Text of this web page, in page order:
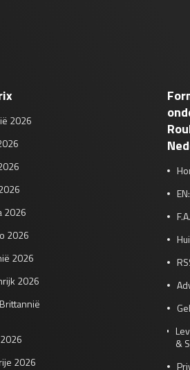
2026
2026
2026
2026
2026
2026
&